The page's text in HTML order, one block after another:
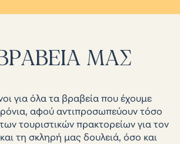
ΜΑΣ
για όλα τα βραβεία που έχουμε
αφού αντιπροσωπεύουν τόσο
τουριστικών πρακτορείων για τον
τη σκληρή μας δουλειά, όσο και